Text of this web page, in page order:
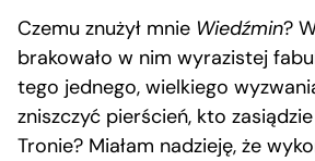
Czemu znużył mnie Wiedźmin?
brakowało w nim wyrazistej
tego jednego, wielkiego
zniszczyć pierścień, kto
Tronie? Miałam nadzieję, że